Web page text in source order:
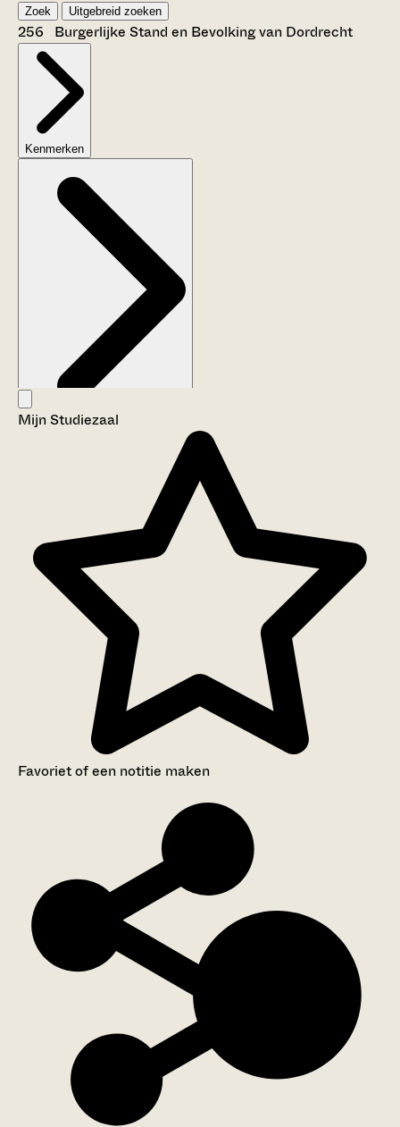
Zoek Uitgebreid zoeken
256 Burgerlijke Stand en Bevolking van Dordrecht
Kenmerken
Aanwijzingen voor de gebruiker
Mijn Studiezaal
Favoriet of een notitie maken